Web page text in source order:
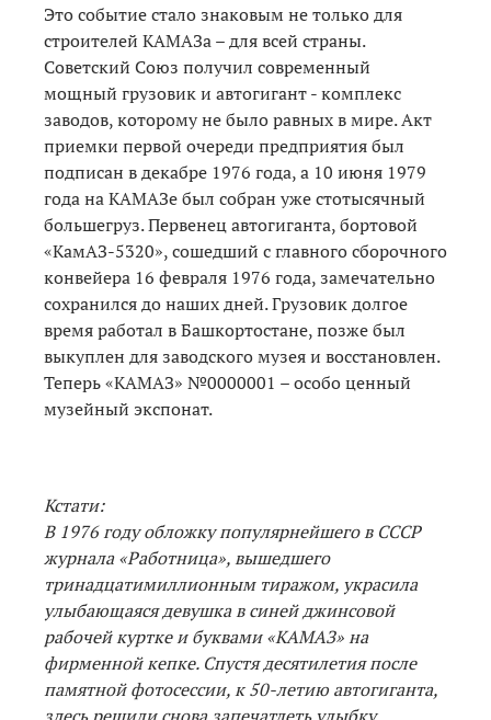
Это событие стало знаковым не только для
строителей КАМАЗа – для всей страны.
Советский Союз получил современный
мощный грузовик и автогигант - комплекс
заводов, которому не было равных в мире. Акт
приемки первой очереди предприятия был
подписан в декабре 1976 года, а 10 июня 1979
года на КАМАЗе был собран уже стотысячный
большегруз. Первенец автогиганта, бортовой
«КамАЗ-5320», сошедший с главного сборочного
конвейера 16 февраля 1976 года, замечательно
сохранился до наших дней. Грузовик долгое
время работал в Башкортостане, позже был
выкуплен для заводского музея и восстановлен.
Теперь «КАМАЗ» №0000001 – особо ценный
музейный экспонат.
Кстати:
В 1976 году обложку популярнейшего в СССР
журнала «Работница», вышедшего
тринадцатимиллионным тиражом, украсила
улыбающаяся девушка в синей джинсовой
рабочей куртке и буквами «КАМАЗ» на
фирменной кепке. Спустя десятилетия после
памятной фотосессии, к 50-летию автогиганта,